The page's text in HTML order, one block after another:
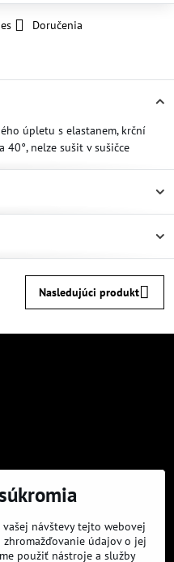
Doručenia
úpletu s elastanem, krční
40°, nelze sušit v sušičce
Nasledujúci produkt
návštevy tejto webovej
údajov o jej
použiť nástroje a služby